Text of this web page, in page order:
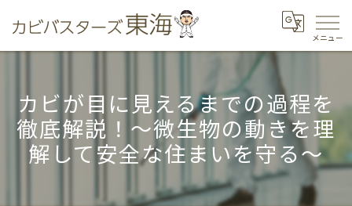
カビが目に見えるまでの過程を
徹底解説！～微生物の動きを理
解して安全な住まいを守る～